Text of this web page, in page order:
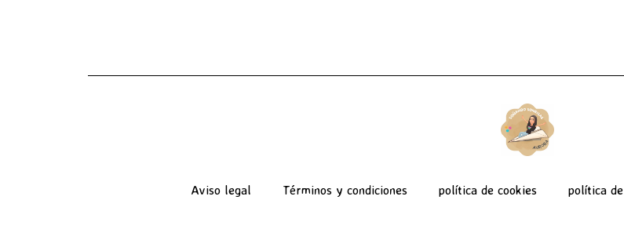
Aviso legal Términos y condiciones política de cookies política